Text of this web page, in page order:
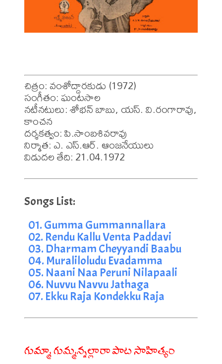
చిత్రం: వంశోద్దారకుడు (1972)
సంగీతం: ఘంటసాల
నటీనటులు: శోభన్ బాబు, యస్. వి.రంగారావు,
కాంచన
దర్శకత్వం: పి.సాంబశివరావు
నిర్మాత: ఎ. ఎస్.ఆర్. ఆంజనేయులు
విడుదల తేది: 21.04.1972
01. Gumma Gummannallara
02. Rendu Kallu Venta Paddavi
03. Dharmam Cheyyandi Baabu
04. Muraliloludu Evadamma
05. Naani Naa Peruni Nilapaali
06. Nuvvu Navvu Jathaga
07. Ekku Raja Kondekku Raja
గుమ్మా గుమ్మన్నల్లారా పాట సాహిత్యం